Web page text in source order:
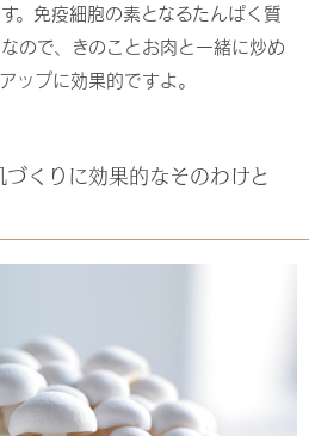
。免疫細胞の素となるたんぱく質
ので、きのことお肉と一緒に炒め
ップに効果的ですよ。
くりに効果的なそのわけと